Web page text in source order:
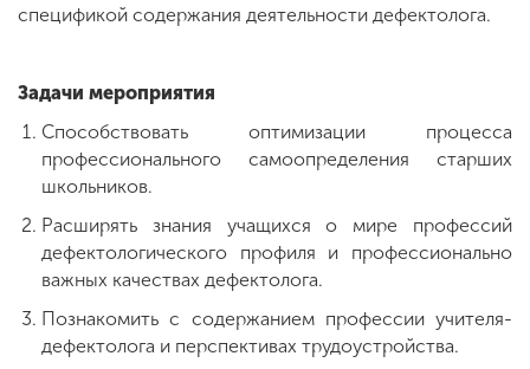
спецификой содержания деятельности дефектолога.
Задачи мероприятия
Способствовать оптимизации процесса
профессионального самоопределения старших
школьников.
Расширять знания учащихся о мире профессий
дефектологического профиля и профессионально
важных качествах дефектолога.
Познакомить с содержанием профессии учителя-
дефектолога и перспективах трудоустройства.